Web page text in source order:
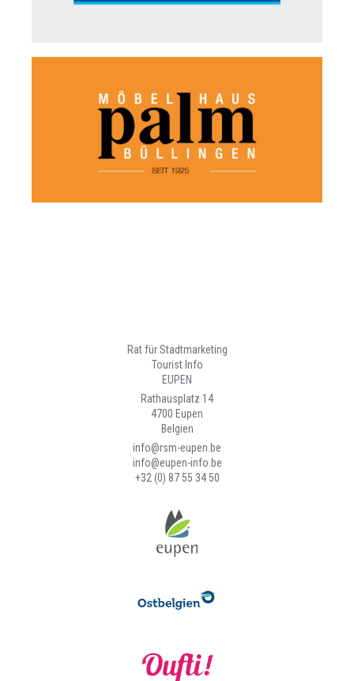
Rat für Stadtmarketing
Tourist Info
EUPEN
Rathausplatz 14
4700 Eupen
Belgien
info@rsm-eupen.be
info@eupen-info.be
+32 (0) 87 55 34 50